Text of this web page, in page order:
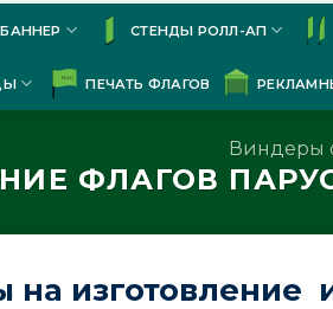
СТЕНДЫ РОЛЛ-АП
ПЕЧАТЬ ФЛАГОВ
Виндеры
ФЛАГОВ
на изготовление